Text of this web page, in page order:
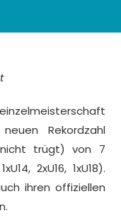
Rekordzahl
nicht trügt) von 7
2xU16, 1xU18).
ihren offiziellen